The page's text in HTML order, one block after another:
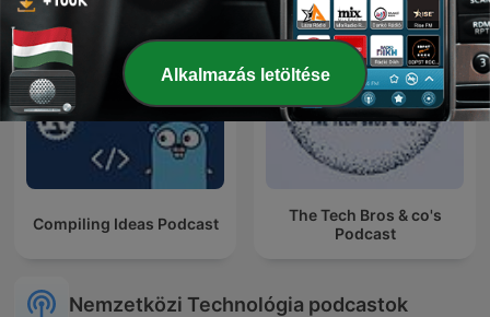
Compiling Ideas Podcast
The Tech Bros & co's
Podcast
Nemzetközi Technológia podcastok
Alkalmazás letöltése